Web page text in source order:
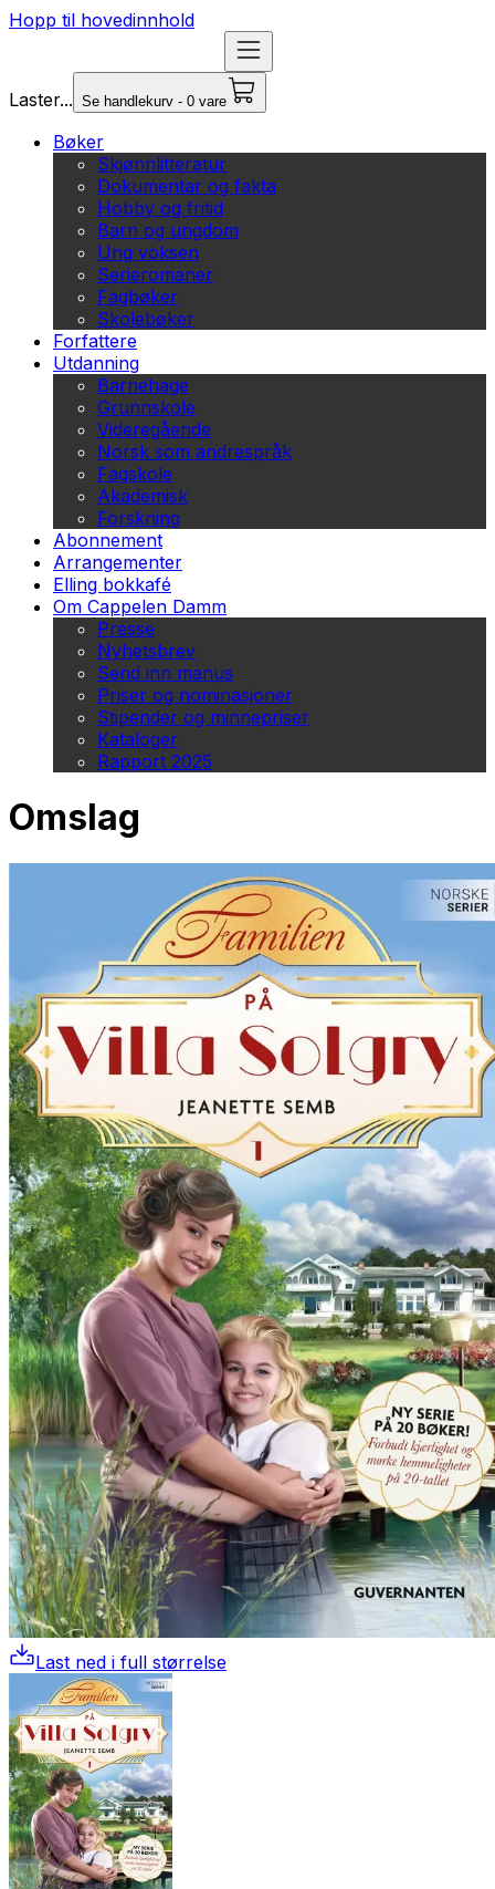
Hopp til hovedinnhold
Laster... Se handlekurv - 0 vare
Bøker
Skjønnlitteratur
Dokumentar og fakta
Hobby og fritid
Barn og ungdom
Ung voksen
Serieromaner
Fagbøker
Skolebøker
Forfattere
Utdanning
Barnehage
Grunnskole
Videregående
Norsk som andrespråk
Fagskole
Akademisk
Forskning
Abonnement
Arrangementer
Elling bokkafé
Om Cappelen Damm
Presse
Nyhetsbrev
Send inn manus
Priser og nominasjoner
Stipender og minnepriser
Kataloger
Rapport 2025
Omslag
Last ned i full størrelse